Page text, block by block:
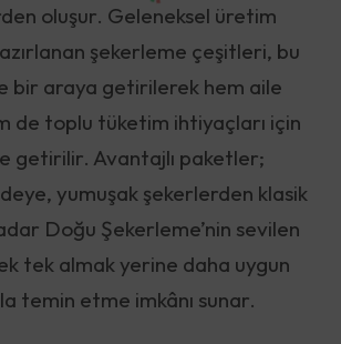
oluşur. Geleneksel üretim
şekerleme çeşitleri, bu
bir araya getirilerek hem aile
de toplu tüketim ihtiyaçları için
getirilir. Avantajlı paketler;
yumuşak şekerlerden klasik
Doğu Şekerleme’nin sevilen
tek almak yerine daha uygun
temin etme imkânı sunar.